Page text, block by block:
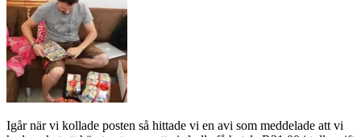
Igår när vi kollade posten så hittade vi en avi som meddelade att vi